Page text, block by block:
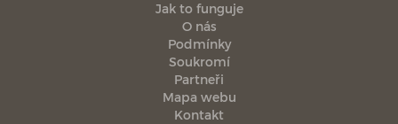
Jak to funguje
O nás
Podmínky
Soukromí
Partneři
Mapa webu
Kontakt